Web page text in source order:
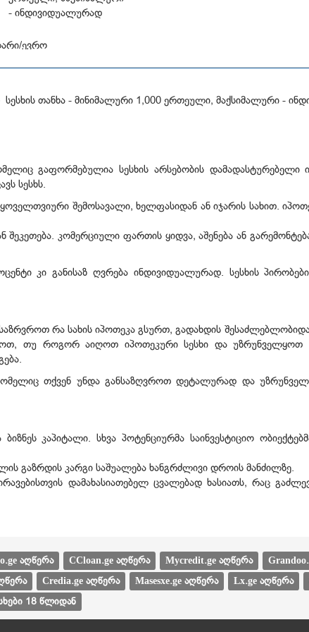
საკრედიტ ბიუროში გადამოწმება
- ინდივიდუალურად
ევრო
თანხა - მინიმალური 1,000 ერთეული, მაქსიმალური -
გაფორმებულია სესხის არსებობის
სესხს.
შემოსავალი, ხელფასიდან ან იჯარის სახით.
კომერციული ფართის ყიდვა, აშენება ან
კი განისაზ ღვრება ინდივიდუალურად. სესხის
რა სახის იპოთეკა გსურთ, გადახდის
თუ როგორ აიღოთ იპოთეკური სესხი და უზრუნველყოთ
თქვენ უნდა განსაზღვროთ დეტალურად და
კაპიტალი. სხვა პოტენციურმა საინვესტიციო
გაზრდის კარგი საშუალება ხანგრძლივი დროის მანძილზე.
დამახასიათებელ ცვალებად ხასიათს, რაც
აღწერა CCloan.ge აღწერა Mycredit.ge აღწერა
Credia.ge აღწერა Masesxe.ge აღწერა Lx.ge აღწერა
18 წლიდან